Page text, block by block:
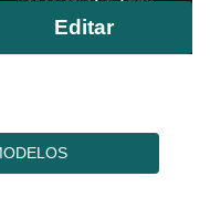
Editar